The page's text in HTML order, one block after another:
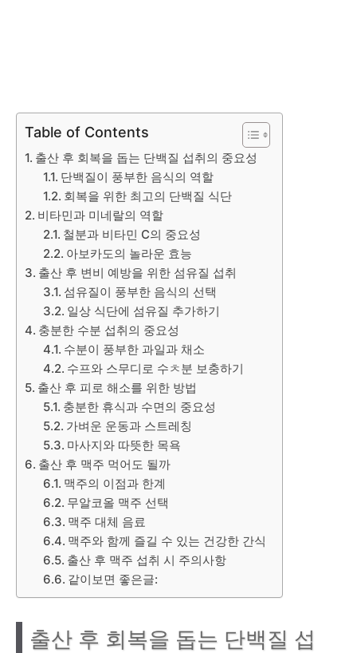
Table of Contents
출산 후 회복을 돕는 단백질 섭취의 중요성
단백질이 풍부한 음식의 역할
회복을 위한 최고의 단백질 식단
비타민과 미네랄의 역할
철분과 비타민 C의 중요성
아보카도의 놀라운 효능
출산 후 변비 예방을 위한 섬유질 섭취
섬유질이 풍부한 음식의 선택
일상 식단에 섬유질 추가하기
충분한 수분 섭취의 중요성
수분이 풍부한 과일과 채소
수프와 스무디로 수ㅊ분 보충하기
출산 후 피로 해소를 위한 방법
충분한 휴식과 수면의 중요성
가벼운 운동과 스트레칭
마사지와 따뜻한 목욕
출산 후 맥주 먹어도 될까
맥주의 이점과 한계
무알코올 맥주 선택
맥주 대체 음료
맥주와 함께 즐길 수 있는 건강한 간식
출산 후 맥주 섭취 시 주의사항
같이보면 좋은글:
출산 후 회복을 돕는 단백질 섭